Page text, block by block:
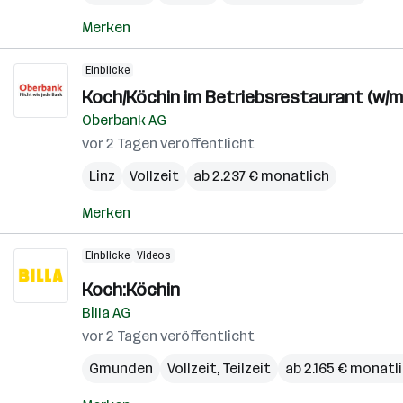
Merken
Einblicke
Koch/Köchin im Betriebsrestaurant (w/
Oberbank AG
vor 2 Tagen veröffentlicht
Linz
Vollzeit ab 2.237 € monatlich
Merken
Einblicke Videos
Koch:Köchin
Billa AG
vor 2 Tagen veröffentlicht
Gmunden
Vollzeit, Teilzeit ab 2.165 €